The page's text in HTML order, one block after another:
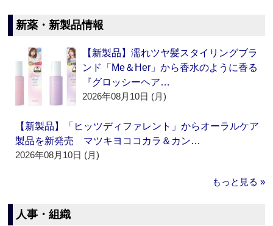
新薬・新製品情報
【新製品】濡れツヤ髪スタイリングブラ
ンド「Me＆Her」から香水のように香る
『グロッシーヘア…
2026年08月10日 (月)
【新製品】「ヒッツディファレント」からオーラルケア
製品を新発売 マツキヨココカラ＆カン…
2026年08月10日 (月)
もっと見る »
人事・組織